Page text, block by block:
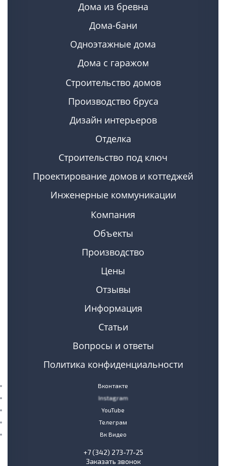
Дома из бревна
Дома-бани
Одноэтажные дома
Дома с гаражом
Строительство домов
Производство бруса
Дизайн интерьеров
Отделка
Строительство под ключ
Проектирование домов и коттеджей
Инженерные коммуникации
Компания
Объекты
Производство
Цены
Отзывы
Информация
Статьи
Вопросы и ответы
Политика конфиденциальности
Вконтакте
Instagram
YouTube
Телеграм
Вк Видео
+7 (342) 273-77-25
Заказать звонок